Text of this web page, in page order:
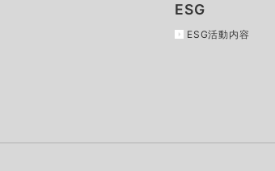
ESG
ESG活動内容